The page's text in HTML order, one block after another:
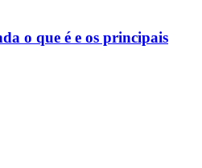
o que é e os principais